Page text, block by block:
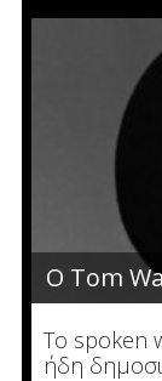
Ο Tom
To spoken
ήδη